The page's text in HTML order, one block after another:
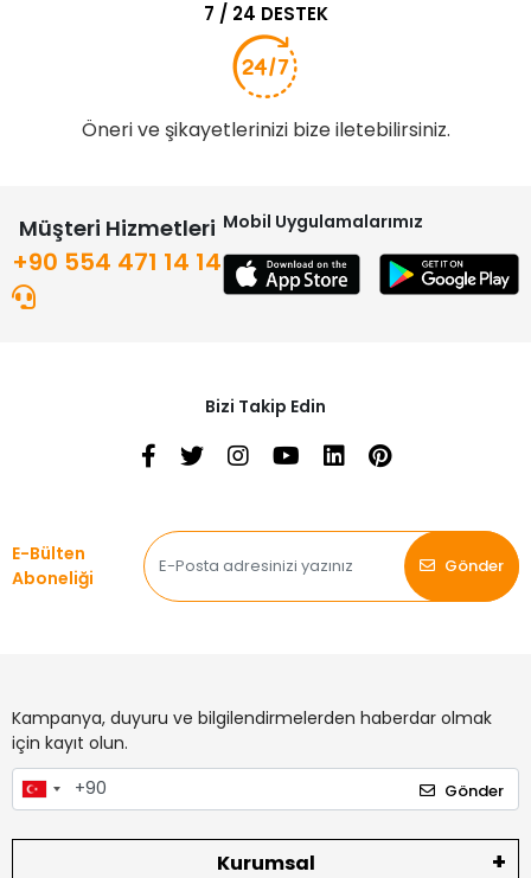
7 / 24 DESTEK
Öneri ve şikayetlerinizi bize iletebilirsiniz.
Müşteri Hizmetleri
+90 554 471 14 14
Mobil Uygulamalarımız
Bizi Takip Edin
E-Bülten
Aboneliği
Gönder
Kampanya, duyuru ve bilgilendirmelerden haberdar olmak
için kayıt olun.
Gönder
Kurumsal